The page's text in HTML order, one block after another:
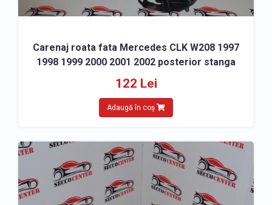
Carenaj roata fata Mercedes CLK W208 1997
1998 1999 2000 2001 2002 posterior stanga
122 Lei
Adaugă în coș